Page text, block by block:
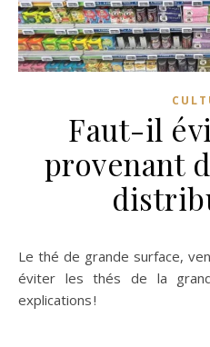
Faut-il
provenant
Le thé de grande surface, venez découvrir pourquoi il faut
éviter les thés de la
explications !